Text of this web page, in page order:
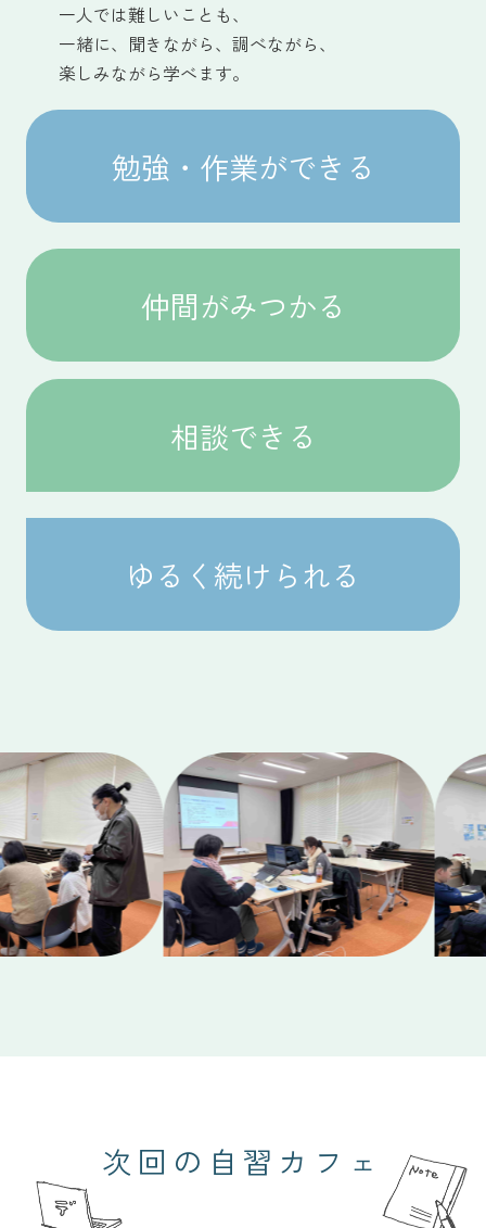
一人では難しいことも、
一緒に、聞きながら、調べながら、
楽しみながら学べます。
勉強・作業ができる
仲間がみつかる
相談できる
ゆるく続けられる
次回の自習カフェ